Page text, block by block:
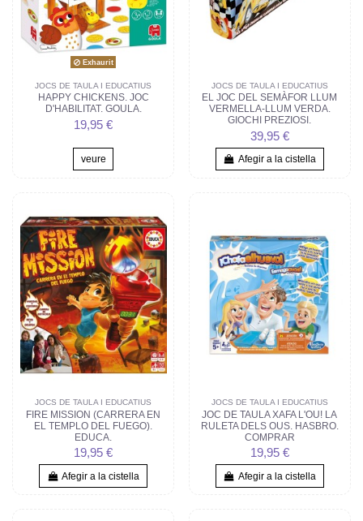
Exhaurit
JOCS DE TAULA I EDUCATIUS
HAPPY CHICKENS. JOC
D'HABILITAT. GOULA.
19,95 €
veure
JOCS DE TAULA I EDUCATIUS
EL JOC DEL SEMÀFOR LLUM
VERMELLA-LLUM VERDA.
GIOCHI PREZIOSI.
39,95 €
Afegir a la cistella
JOCS DE TAULA I EDUCATIUS
FIRE MISSION (CARRERA EN
EL TEMPLO DEL FUEGO).
EDUCA.
19,95 €
Afegir a la cistella
JOCS DE TAULA I EDUCATIUS
JOC DE TAULA XAFA L'OU! LA
RULETA DELS OUS. HASBRO.
COMPRAR
19,95 €
Afegir a la cistella